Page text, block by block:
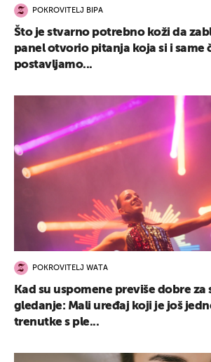
POKROVITELJ BIPA
Što je stvarno potrebno koži da
panel otvorio pitanja koja si i same
postavljamo...
POKROVITELJ WATA
Kad su uspomene previše dobre za
gledanje: Mali uređaj koji je još
trenutke s ple...